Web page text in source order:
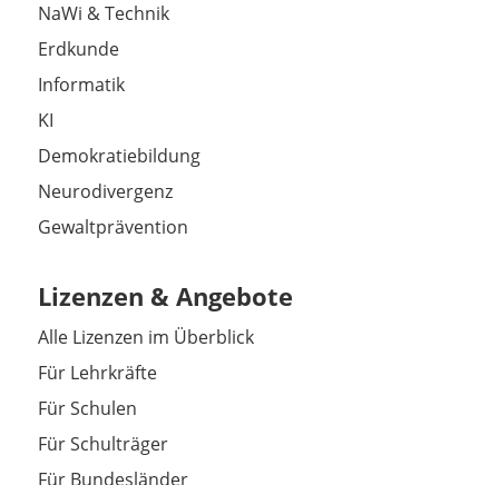
NaWi & Technik
Erdkunde
Informatik
KI
Demokratiebildung
Neurodivergenz
Gewaltprävention
Lizenzen & Angebote
Alle Lizenzen im Überblick
Für Lehrkräfte
Für Schulen
Für Schulträger
Für Bundesländer